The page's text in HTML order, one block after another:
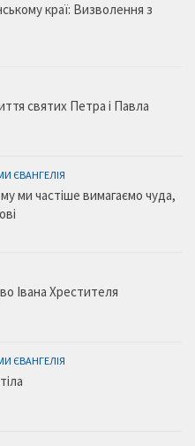
краї: Визволення з
святих Петра і Павла
ЄВАНГЕЛІЯ
ми частіше вимагаємо чуда,
Івана Хрестителя
ЄВАНГЕЛІЯ